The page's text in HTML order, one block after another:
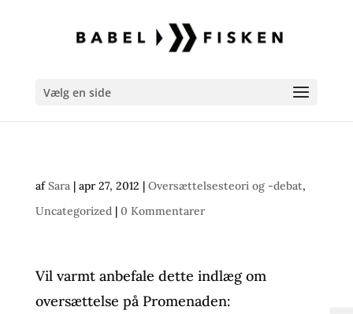
Vælg en side
afSara| apr 27, 2012 | Oversættelsesteori og -debat,
Uncategorized| 0 Kommentarer
Vil varmt anbefale dette indlæg om
oversættelse på Promenaden: